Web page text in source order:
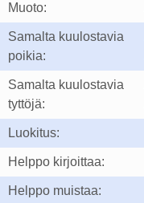
Muoto:
Samalta kuulostavia
poikia:
Samalta kuulostavia
tyttöjä:
Luokitus:
Helppo kirjoittaa:
Helppo muistaa: